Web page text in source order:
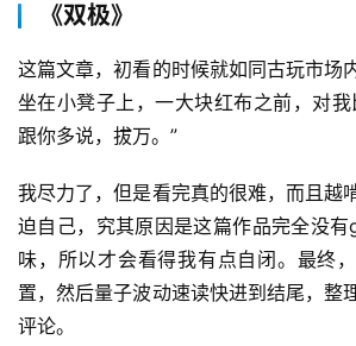
《双极》
这篇文章，初看的时候就如同古玩市场
坐在小凳子上，一大块红布之前，对
跟你多说，拔万。”
我尽力了，但是看完真的很难，而且越
迫自己，究其原因是这篇作品完全没
味，所以才会看得我有点自闭。最终
置，然后量子波动速读快进到结尾，整
评论。